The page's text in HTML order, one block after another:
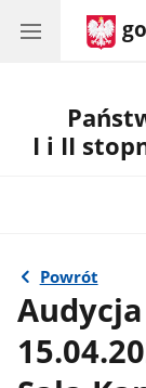
I i II
Powrót